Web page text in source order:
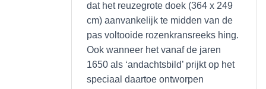
dat het reuzegrote doek (364 x 249
cm) aanvankelijk te midden van de
pas voltooide rozenkransreeks hing.
Ook wanneer het vanaf de jaren
1650 als ‘andachtsbild’ prijkt op het
speciaal daartoe ontworpen